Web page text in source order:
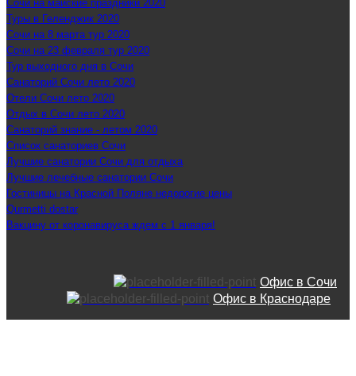
Сочи на майские праздники 2020
Туры в Геленджик 2020
Сочи на 8 марта тур 2020
Сочи на 23 февраля тур 2020
Тур выходного дня в Сочи
Санаторий Сочи лето 2020
Отели Сочи лето 2020
Отдых в Сочи лето 2020
Санаторий знание - летом 2020
Список санаториев Сочи
Лучшие санатории Сочи для отдыха
Лучшие лечебные санатории Сочи
Гостиницы на Красной Поляне недорогие цены
Qurmetti dostar
Вакцину от коронавируса ждем с 1 января!
Офис в Сочи
Офис в Краснодаре